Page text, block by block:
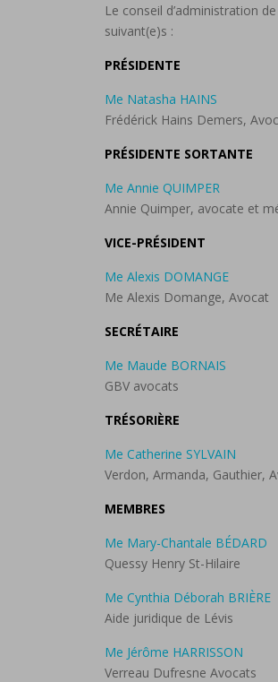
Le conseil d’administration
suivant(e)s :
PRÉSIDENTE
Me Natasha HAINS
Frédérick Hains Demers,
PRÉSIDENTE SORTANTE
Me Annie QUIMPER
Annie Quimper, avocate et
VICE-PRÉSIDENT
Me Alexis DOMANGE
Me Alexis Domange, Avocat
SECRÉTAIRE
Me Maude BORNAIS
GBV avocats
TRÉSORIÈRE
Me Catherine SYLVAIN
Verdon, Armanda, Gauthier,
MEMBRES
Me Mary-Chantale BÉDARD
Quessy Henry St-Hilaire
Me Cynthia Déborah BRIÈRE
Aide juridique de Lévis
Me Jérôme HARRISSON
Verreau Dufresne Avocats